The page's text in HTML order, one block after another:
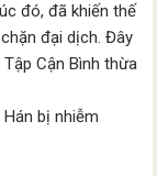
đó, đã khiến thế
đại dịch. Đây
Cận Bình thừa
bị nhiễm